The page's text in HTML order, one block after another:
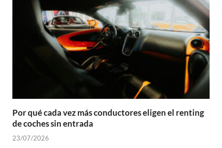
Por qué cada vez más conductores eligen el renting
de coches sin entrada
23/07/2026